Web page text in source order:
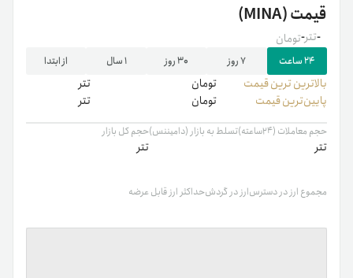
قیمت(MINA)
-تومان -تتر
۲۴ ساعت ۷ روز ۳۰ روز ۱ سال از ابتدا
بالاترین ‌ترین قیمت تومان
تتر
پایین‌ترین قیمت
تومان تتر
حجم معاملات (۲۴ساعته)
تتر
تسلط به بازار (دامیننس)حجم کل بازار
تتر
مجموع ارز در دسترسارز در گردشحداکثر ارز قابل عرضه